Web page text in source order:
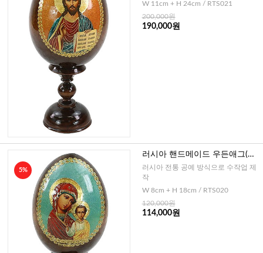
W 11cm + H 24cm / RTS021
200,000원
190,000원
5%
러시아 핸드메이드 우든애그(영
원한 도움의 성모3)-중
러시아 전통 공예 방식으로 수작업 제
작
W 8cm + H 18cm / RTS020
120,000원
114,000원